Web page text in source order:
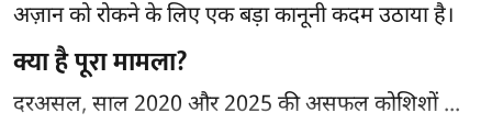
अज़ान को रोकने के लिए एक बड़ा कानूनी कदम उठाया है।
क्या है पूरा मामला?
दरअसल, साल 2020 और 2025 की असफल कोशिशों ...